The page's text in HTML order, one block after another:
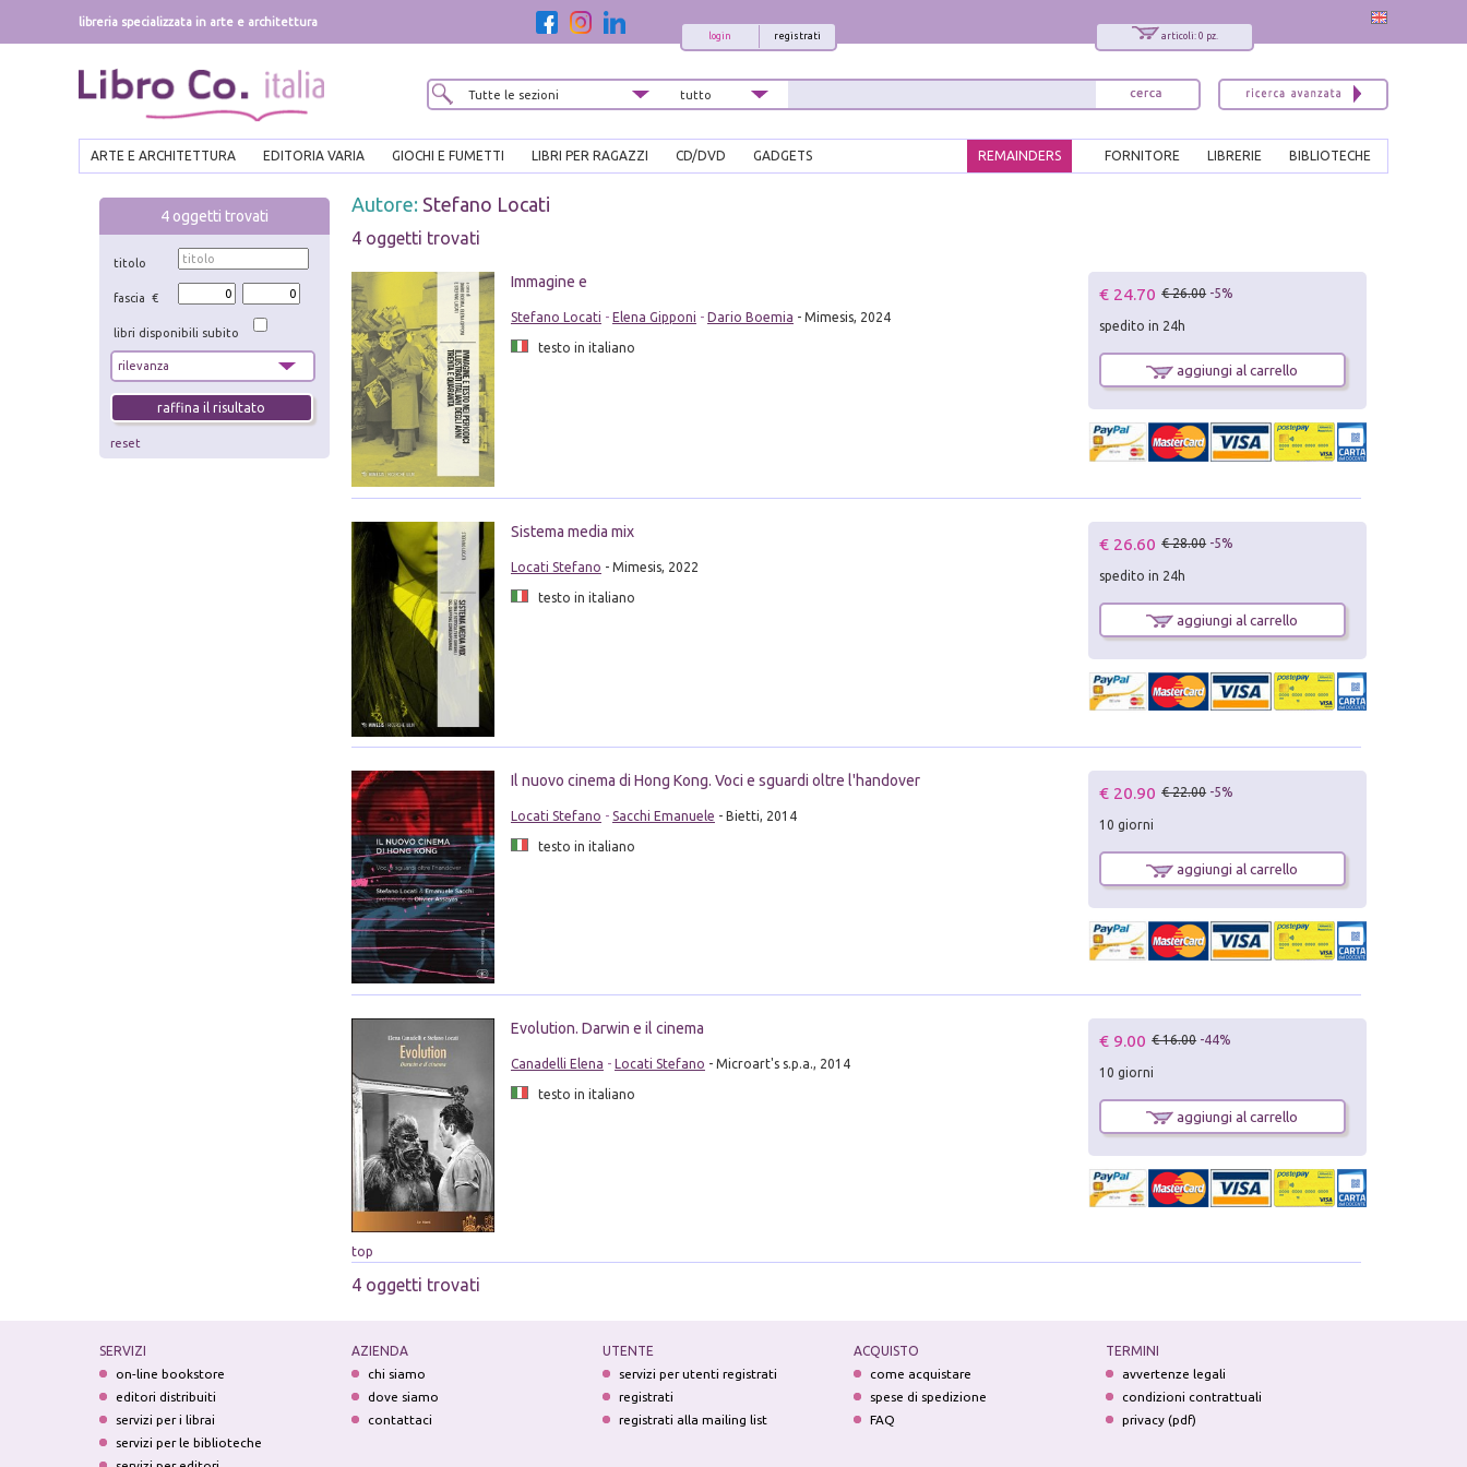
libreria specializzata in arte e architettura
articoli: 0 pz.
registrati
login
ARTE E ARCHITETTURA EDITORIA VARIA GIOCHI E FUMETTI LIBRI PER RAGAZZI CD/DVD GADGETS BIBLIOTECHE
LIBRERIE
FORNITORE
REMAINDERS
4 oggetti trovati
titolo
fascia €
libri disponibili subito
reset
Autore: Stefano Locati
4 oggetti trovati
Immagine e
Stefano Locati - Elena Gipponi - Dario Boemia - Mimesis, 2024
testo in italiano
€ 24.70 € 26.00 -5%
spedito in 24h
aggiungi al carrello
Sistema media mix
Locati Stefano - Mimesis, 2022
testo in italiano
€ 26.60 € 28.00 -5%
spedito in 24h
aggiungi al carrello
Il nuovo cinema di Hong Kong. Voci e sguardi oltre l'handover
Locati Stefano - Sacchi Emanuele - Bietti, 2014
testo in italiano
€ 20.90 € 22.00 -5%
10 giorni
aggiungi al carrello
Evolution. Darwin e il cinema
Canadelli Elena - Locati Stefano - Microart's s.p.a., 2014
testo in italiano
€ 9.00 € 16.00 -44%
10 giorni
aggiungi al carrello
top
4 oggetti trovati
SERVIZI
on-line bookstore
editori distribuiti
servizi per i librai
servizi per le biblioteche
AZIENDA
chi siamo
dove siamo
contattaci
UTENTE
servizi per utenti registrati
registrati
registrati alla mailing list
ACQUISTO
come acquistare
spese di spedizione
FAQ
TERMINI
avvertenze legali
condizioni contrattuali
privacy (pdf)